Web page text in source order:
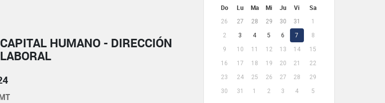
Do Lu Ma Mi Ju Vi Sa
26 27 28 29 30 31
1
2
3 4 5 6 7
8
9
10 11 12 13 14
15
16
17 18 19 20 21
22
23
24 25 26 27 28
29
30
31 1 2 3 4 5
HUMANO - DIRECCIÓN